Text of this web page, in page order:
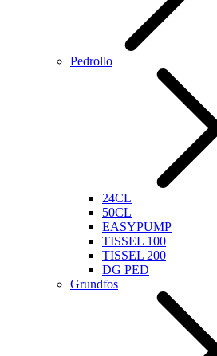
Pedrollo
24CL
50CL
EASYPUMP
TISSEL 100
TISSEL 200
DG PED
Grundfos